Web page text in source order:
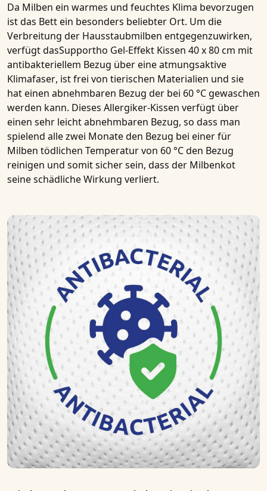
Da Milben ein warmes und feuchtes Klima bevorzugen
ist das Bett ein besonders beliebter Ort. Um die
Verbreitung der Hausstaubmilben entgegenzuwirken,
verfügt dasSupportho Gel-Effekt Kissen 40 x 80 cm mit
antibakteriellem Bezug über eine atmungsaktive
Klimafaser, ist frei von tierischen Materialien und sie
hat einen abnehmbaren Bezug der bei 60 °C gewaschen
werden kann. Dieses Allergiker-Kissen verfügt über
einen sehr leicht abnehmbaren Bezug, so dass man
spielend alle zwei Monate den Bezug bei einer für
Milben tödlichen Temperatur von 60 °C den Bezug
reinigen und somit sicher sein, dass der Milbenkot
seine schädliche Wirkung verliert.